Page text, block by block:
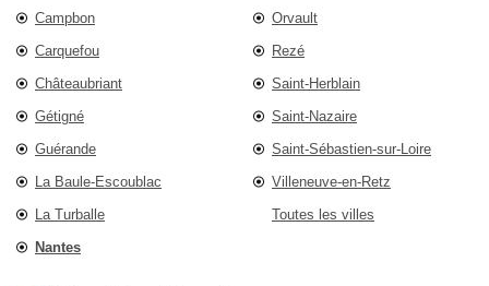
Campbon
Carquefou
Châteaubriant
Gétigné
Guérande
La Baule-Escoublac
La Turballe
Nantes
Orvault
Rezé
Saint-Herblain
Saint-Nazaire
Saint-Sébastien-sur-Loire
Villeneuve-en-Retz
Toutes les villes